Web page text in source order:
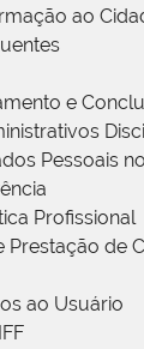
ao
e
Pessoais
Profissional
Prestação de
ao Usuário